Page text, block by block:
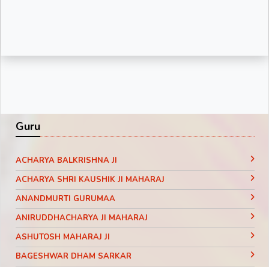
Guru
ACHARYA BALKRISHNA JI
ACHARYA SHRI KAUSHIK JI MAHARAJ
ANANDMURTI GURUMAA
ANIRUDDHACHARYA JI MAHARAJ
ASHUTOSH MAHARAJ JI
BAGESHWAR DHAM SARKAR